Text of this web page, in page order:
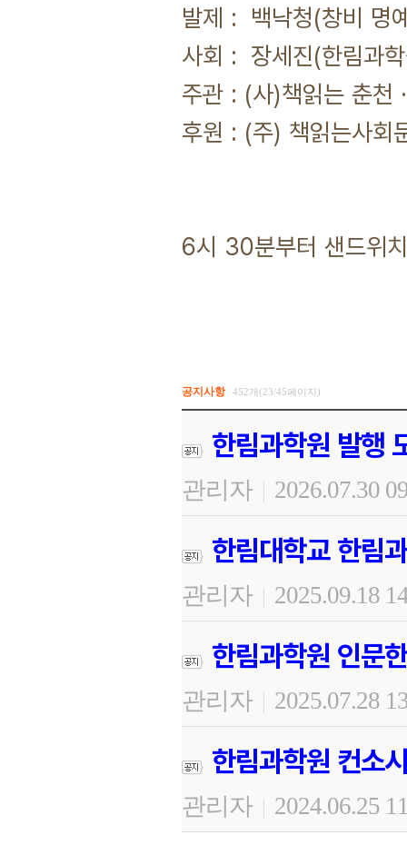
발제 : 백낙청(창비 명
사회 : 장세진(한림과
주관 : (사)책읽는 춘천
후원 : (주) 책읽는사회
6시 30분부터 샌드위
공지사항 452개(23/45페이지)
한림과학원 발행
관리자 | 2026.07.30
한림대학교 한림
관리자 | 2025.09.18
한림과학원 인문
관리자 | 2025.07.28
한림과학원 컨소
관리자 | 2024.06.25